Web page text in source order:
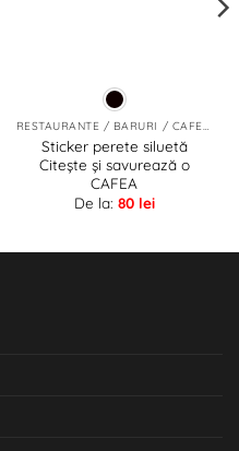
RESTAURANTE / BARURI / CAFENELE
Sticker perete siluetă
Citește și savurează o
CAFEA
De la: 80 lei